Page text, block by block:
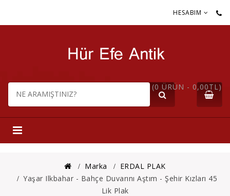
HESABIM
(0 ÜRÜN - 0,00TL)
Marka
ERDAL PLAK
Yaşar Ilkbahar - Bahçe Duvarını Aştım - Şehir Kızları 45
Lik Plak